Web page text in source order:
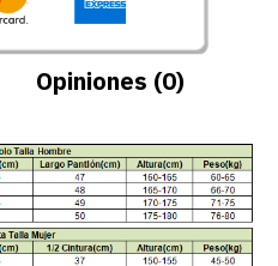
Opiniones (0)